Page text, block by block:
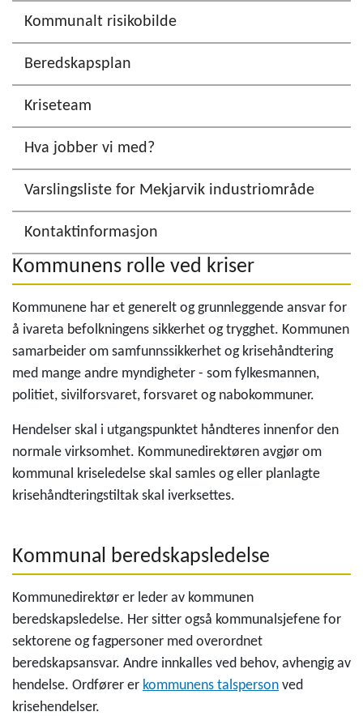
Kommunalt risikobilde
Beredskapsplan
Kriseteam
Hva jobber vi med?
Varslingsliste for Mekjarvik industriområde
Kontaktinformasjon
Kommunens rolle ved kriser
Kommunene har et generelt og grunnleggende ansvar for
å ivareta befolkningens sikkerhet og trygghet. Kommunen
samarbeider om samfunnssikkerhet og krisehåndtering
med mange andre myndigheter - som fylkesmannen,
politiet, sivilforsvaret, forsvaret og nabokommuner.
Hendelser skal i utgangspunktet håndteres innenfor den
normale virksomhet. Kommunedirektøren avgjør om
kommunal kriseledelse skal samles og eller planlagte
krisehåndteringstiltak skal iverksettes.
Kommunal beredskapsledelse
Kommunedirektør er leder av kommunen
beredskapsledelse. Her sitter også kommunalsjefene for
sektorene og fagpersoner med overordnet
beredskapsansvar. Andre innkalles ved behov, avhengig av
hendelse. Ordfører er kommunens talsperson ved
krisehendelser.